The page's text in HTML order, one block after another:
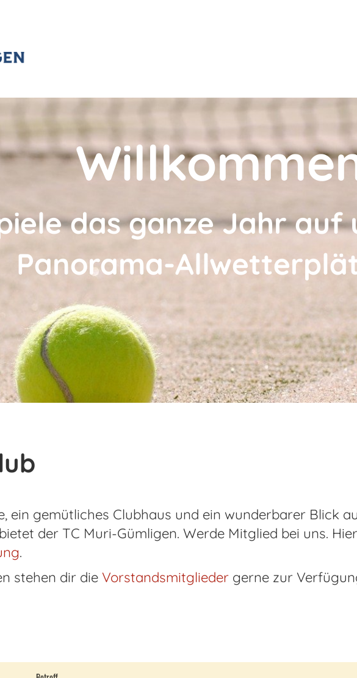
das ganze Jahr auf
Panorama-
ein gemütliches Clubhaus und ein wunderbarer Blick
der TC Muri-Gümligen. Werde Mitglied bei uns.
.
stehen dir die Vorstandsmitglieder gerne zur